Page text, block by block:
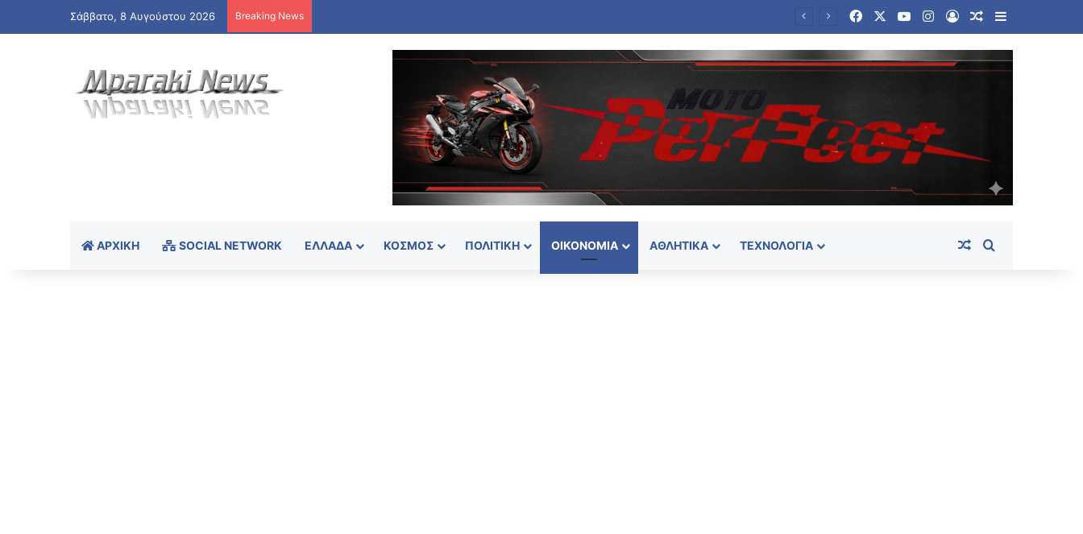
Σάββατο, 8 Αυγούστου 2026 Breaking News FacebookYouTubeInstagram
Log InRandom Article
Sidebar
ΑΡΧΙΚΉ SOCIAL NETWORK ΕΛΛΆΔΑ ΚΌΣΜΟΣ ΠΟΛΙΤΙΚΉ ΟΙΚΟΝΟΜΊΑ ΑΘΛΗΤΙΚΆ ΤΕΧΝΟΛΟΓΊΑ Random Article